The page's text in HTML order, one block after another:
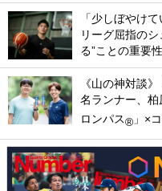
「少しぼやけ
リーグ屈指の
る”ことの重要性
《山の神対談
名ランナー、
ロンパス® 」×